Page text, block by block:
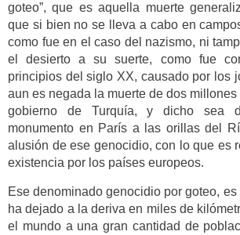
goteo”, que es aquella muerte
que si bien no se lleva a cabo en
como fue en el caso del nazismo, ni
el desierto a su suerte, como fue
principios del siglo XX, causado por los
aun es negada la muerte de dos millones
gobierno de Turquía, y dicho sea
monumento en París a las orillas del
alusión de ese genocidio, con lo que es
existencia por los países europeos.
Ese denominado genocidio por goteo,
ha dejado a la deriva en miles de
el mundo a una gran cantidad de